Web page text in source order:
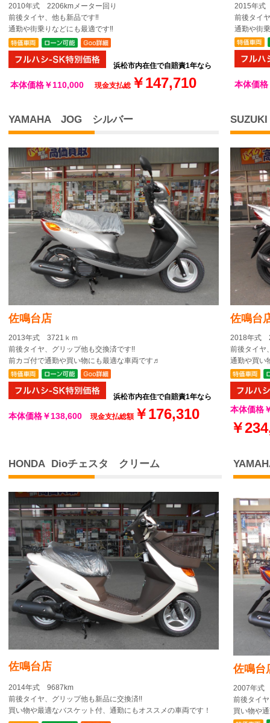
2010年式 2206kmメーター回り
前後タイヤ、他も新品です‼
通勤や街乗りなどにも最適です‼
浜松市内在住で自賠責1年なら
本体価格￥110,000 現金支払総￥147,710
2015年
前後タイ
通勤や街
本体価格
YAMAHA JOG シルバー
佐鳴台店
2013年式 3721ｋｍ
前後タイヤ、グリップ他も交換済です!!
前カゴ付で通勤や買い物にも最適な車両です♬
浜松市内在住で自賠責1年なら
本体価格￥138,600 現金支払総額￥176,310
佐鳴台
2018年式
前後タイヤ
通勤や買い
本体価格
￥
HONDA Dioチェスタ クリーム
佐鳴台店
2014年式 9687km
前後タイヤ、グリップ他も新品に交換済!!
買い物や最適なバスケット付、 通勤にもオススメの車両です！
佐鳴台
2007年式
前後タイ
買い物や